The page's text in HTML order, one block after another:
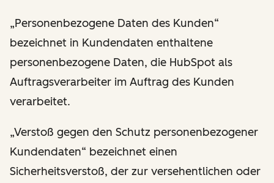
„Personenbezogene Daten des Kunden“
bezeichnet in Kundendaten enthaltene
personenbezogene Daten, die HubSpot als
Auftragsverarbeiter im Auftrag des Kunden
verarbeitet.
„Verstoß gegen den Schutz personenbezogener
Kundendaten“ bezeichnet einen
Sicherheitsverstoß, der zur versehentlichen oder